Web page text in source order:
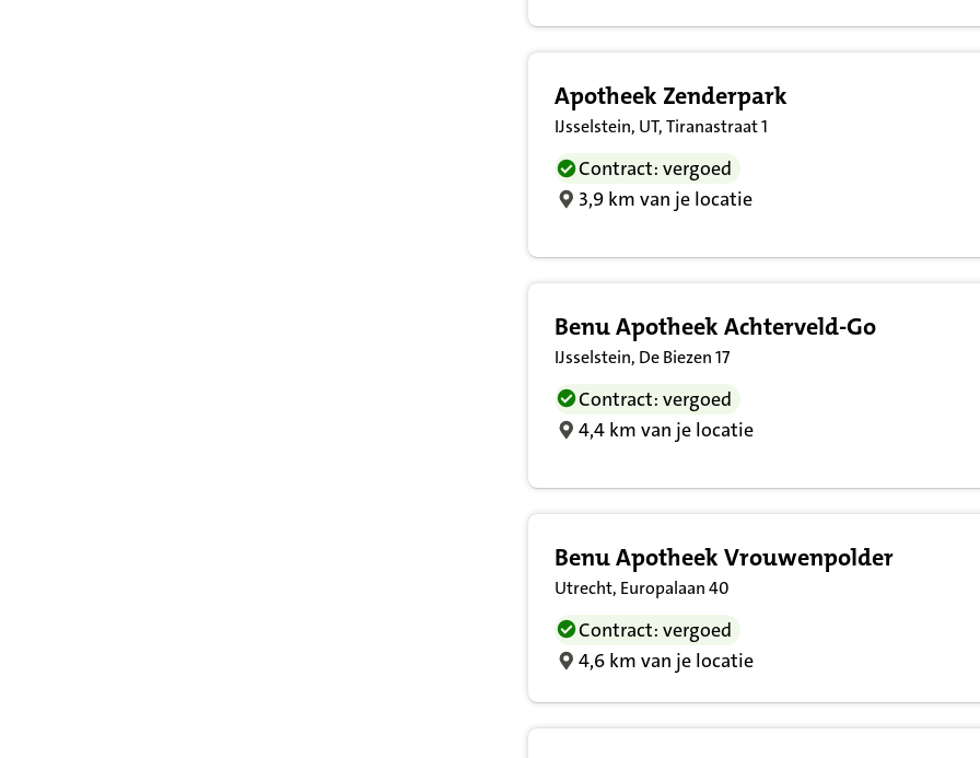
Apotheek Zenderpark
IJsselstein, UT, Tiranastraat 1
Contract: vergoed
3,9 km van je locatie
Benu Apotheek Achterveld-Go
IJsselstein, De Biezen 17
Contract: vergoed
4,4 km van je locatie
Benu Apotheek Vrouwenpolder
Utrecht, Europalaan 40
Contract: vergoed
4,6 km van je locatie